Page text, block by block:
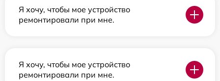
Я хочу, чтобы мое устройство
ремонтировали при мне.
Я хочу, чтобы мое устройство
ремонтировали при мне.